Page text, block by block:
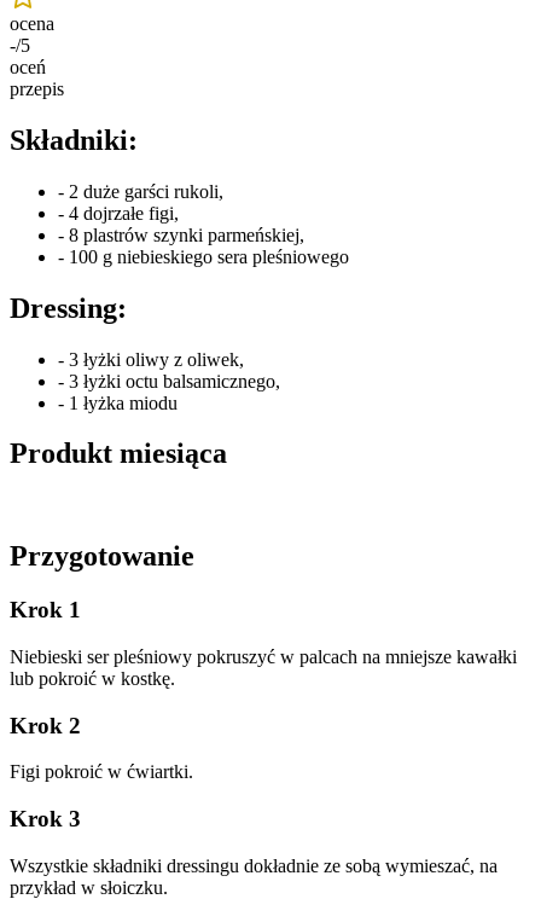
ocena
-/5
oceń
przepis
Składniki:
- 2 duże garści rukoli,
- 4 dojrzałe figi,
- 8 plastrów szynki parmeńskiej,
- 100 g niebieskiego sera pleśniowego
Dressing:
- 3 łyżki oliwy z oliwek,
- 3 łyżki octu balsamicznego,
- 1 łyżka miodu
Produkt miesiąca
Przygotowanie
Krok 1
Niebieski ser pleśniowy pokruszyć w palcach na mniejsze kawałki
lub pokroić w kostkę.
Krok 2
Figi pokroić w ćwiartki.
Krok 3
Wszystkie składniki dressingu dokładnie ze sobą wymieszać, na
przykład w słoiczku.